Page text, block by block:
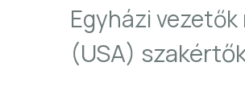
Egyházi
(USA)